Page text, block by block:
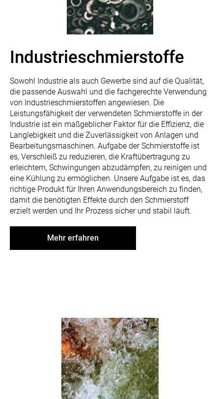
Industrieschmierstoffe
Sowohl Industrie als auch Gewerbe sind auf die Qualität,
die passende Auswahl und die fachgerechte Verwendung
von Industrieschmierstoffen angewiesen. Die
Leistungsfähigkeit der verwendeten Schmierstoffe in der
Industrie ist ein maßgeblicher Faktor für die Effizienz, die
Langlebigkeit und die Zuverlässigkeit von Anlagen und
Bearbeitungsmaschinen. Aufgabe der Schmierstoffe ist
es, Verschleiß zu reduzieren, die Kraftübertragung zu
erleichtern, Schwingungen abzudämpfen, zu reinigen und
eine Kühlung zu ermöglichen. Unsere Aufgabe ist es, das
richtige Produkt für Ihren Anwendungsbereich zu finden,
damit die benötigten Effekte durch den Schmierstoff
erzielt werden und Ihr Prozess sicher und stabil läuft.
Mehr erfahren